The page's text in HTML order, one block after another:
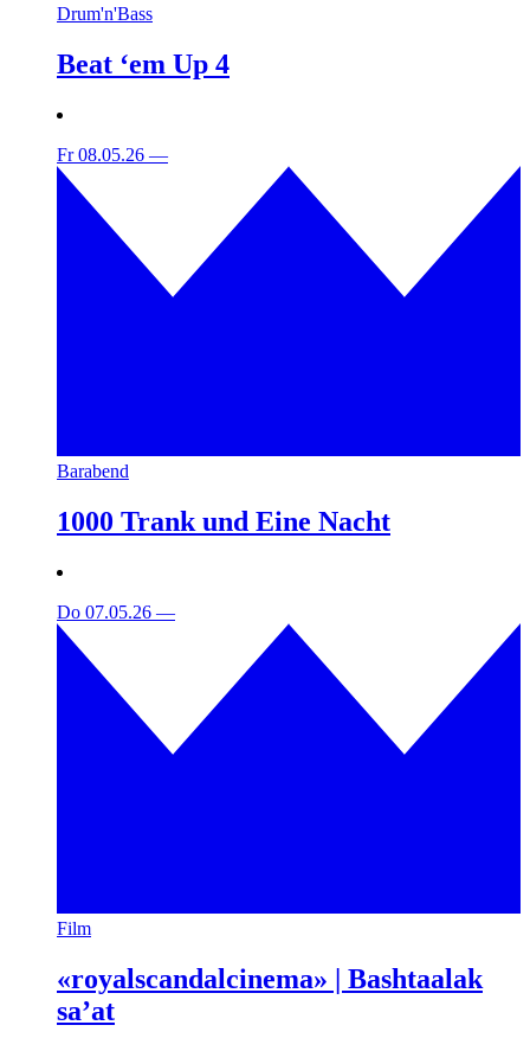
Drum'n'Bass
Beat ‘em Up 4
Fr 08.05.26 —
Barabend
1000 Trank und Eine Nacht
Do 07.05.26 —
Film
«royalscandalcinema» | Bashtaalak
sa’at